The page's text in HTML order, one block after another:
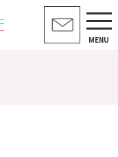
MENU